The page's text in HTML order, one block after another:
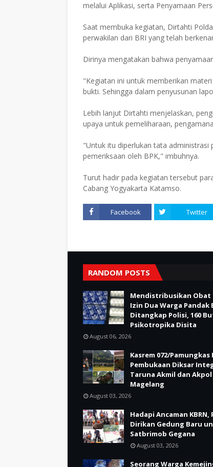
melalui Aplikasi, serta Penyamaan
Saat membuka kegiatan, Dirtahti
perwakilan dari BRI yang telah
Dirinya mengatakan bahwa
"Kegiatan ini untuk memberikan
bukti. Sehingga dalam penyusunan
Lebih lanjut Dirtahti menjelaskan,
upaya untuk pemeliharaan,
"Untuk itu diperlukan tata administrasi
pemeriksaan oleh BPK," imbuhnya.
Turut hadir pada kegiatan tersebut
Cabang Yogyakarta Katamso.
Facebook Twitter
RANDOM POSTS
Mendistribusikan Obat
Izin Dua Warga Pandak
Ditangkap Polisi, 160
Psikotropika Disita
August 06, 2026
Kasrem 072/Pamungkas
Pembukaan Diksar
Taruna Akmil dan Akpol
Magelang
August 03, 2026
Hadapi Ancaman KBRN,
Dirikan Gedung Baru
Satbrimob Gegana
August 03, 2026
Seorang Warga